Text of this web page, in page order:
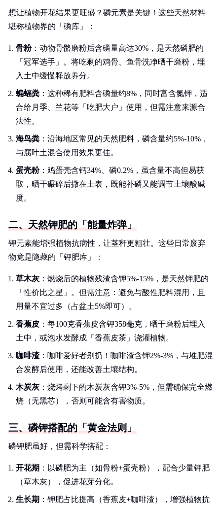
想让植物开花结果更旺盛？磷元素是关键！这些天然材料
堪称植物界的「磷库」：
骨粉：动物骨骼磨粉后含磷量高达30%，是天然磷肥的
「冠军选手」。将吃剩的鸡骨、鱼骨洗净晒干磨粉，埋
入土中缓慢释放养分。
蝙蝠粪 ：这种稀有肥料含磷量约8%，同时富含氮钾，适
合给月季、兰花等「吃肥大户」使用，但需注意来源合
法性。
海鸟粪 ：沿海地区常见的天然肥料，磷含量约5%-10%，
与腐叶土混合使用效果更佳。
蛋壳粉：鸡蛋壳含钙34%、磷0.2%，虽含量不高但易获
取，晒干碾碎后撒在土表，既能补磷又能调节土壤酸碱
度。
二、天然钾肥的「能量炸弹」
钾元素能增强植物抗病性，让茎秆更粗壮。这些日常废弃
物竟是隐藏的「钾肥库」：
草木灰 ：燃烧后的植物残渣含钾5%-15%，是天然钾肥的
「性价比之星」。但需注意：避免与酸性肥料混用，且
用量不宜过多（占盆土5%即可）。
香蕉皮 ：每100克香蕉皮含钾358毫克，晒干磨粉后埋入
土中，或泡水发酵成「香蕉皮茶」浇灌植物。
咖啡渣 ：咖啡爱好者别扔！咖啡渣含钾2%-3%，与堆肥混
合发酵后使用，还能改善土壤结构。
木炭灰 ：烧烤剩下的木炭灰含钾3%-5%，但需确保完全燃
烧（无黑芯），否则可能含有害物质。
三、磷钾搭配的「黄金法则」
磷钾肥虽好，但需科学搭配：
开花期 ：以磷肥为主（如骨粉+蛋壳粉），配合少量钾肥
（草木灰），促进花芽分化。
生长期 ：钾肥占比提高（香蕉皮+咖啡渣），增强植物抗